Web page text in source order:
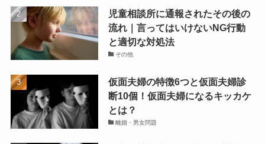
児童相談所に通報されたその後の
流れ｜言ってはいけないNG行動
と適切な対処法
その他
仮面夫婦の特徴6つと仮面夫婦診
断10個！仮面夫婦になるキッカケ
とは？
離婚・男女問題